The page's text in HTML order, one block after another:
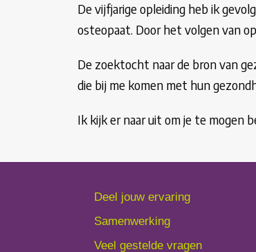
De vijfjarige opleiding heb ik
osteopaat. Door het volgen van
De zoektocht naar de bron van
die bij me komen met hun
Ik kijk er naar uit om je te mogen
Deel jouw ervaring
Samenwerking
Veel gestelde vragen